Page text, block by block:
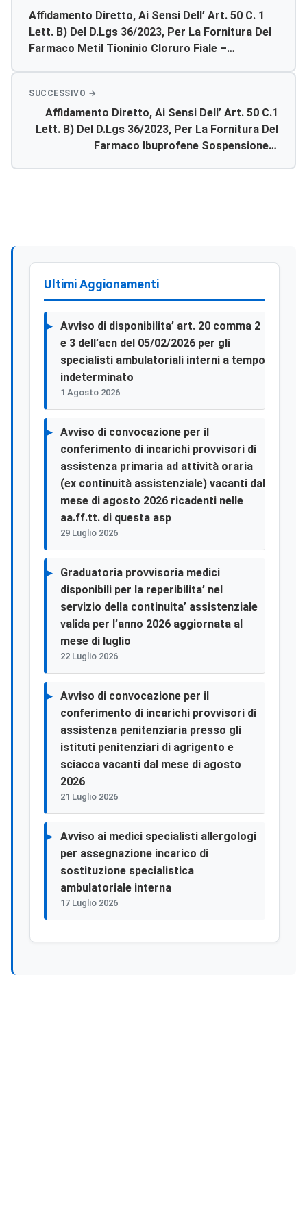
Affidamento Diretto, Ai Sensi Dell’ Art. 50 C. 1
Lett. B) Del D.lgs 36/2023, Per La Fornitura Del
Farmaco Metil Tioninio Cloruro Fiale –
Affidamento Diretto, Ai Sensi Dell’ Art. 50 C.1
Lett. B) Del D.lgs 36/2023, Per La Fornitura Del
Farmaco Ibuprofene Sospensione –
Ultimi Aggionamenti
Avviso di disponibilita’ art. 20 comma 2
e 3 dell’acn del 05/02/2026 per gli
specialisti ambulatoriali interni a tempo
indeterminato
1 Agosto 2026
Avviso di convocazione per il
conferimento di incarichi provvisori di
assistenza primaria ad attività oraria
(ex continuità assistenziale) vacanti dal
mese di agosto 2026 ricadenti nelle
aa.ff.tt. di questa asp
29 Luglio 2026
Graduatoria provvisoria medici
disponibili per la reperibilita’ nel
servizio della continuita’ assistenziale
valida per l’anno 2026 aggiornata al
mese di luglio
22 Luglio 2026
Avviso di convocazione per il
conferimento di incarichi provvisori di
assistenza penitenziaria presso gli
istituti penitenziari di agrigento e
sciacca vacanti dal mese di agosto
2026
21 Luglio 2026
Avviso ai medici specialisti allergologi
per assegnazione incarico di
sostituzione specialistica
ambulatoriale interna
17 Luglio 2026